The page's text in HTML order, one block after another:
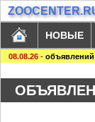
НОВЫЕ
08.08.26 -